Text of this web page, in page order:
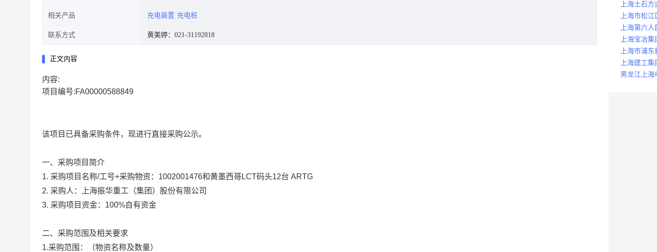
相关产品 充电装置 充电桩
联系方式 黄美婷：021-31192818
正文内容
内容:
项目编号:FA00000588849
该项目已具备采购条件，现进行直接采购公示。
一、采购项目简介
1. 采购项目名称/工号+采购物资： 1002001476和黄墨西哥LCT码头12台 ARTG
2. 采购人：上海振华重工（集团）股份有限公司
3. 采购项目资金：100%自有资金
二、采购范围及相关要求
1.采购范围：（物资名称及数量）
上海土石
上海市松
上海第六
上海宝冶
上海市浦
上海建工
黑龙江上海